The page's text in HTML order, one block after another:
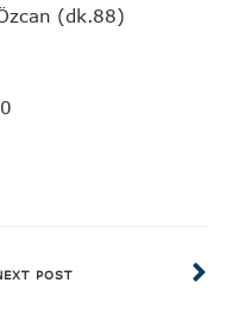
(dk.88)
POST